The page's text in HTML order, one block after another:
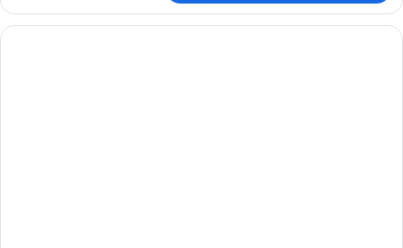
triple
estándar,
balcón